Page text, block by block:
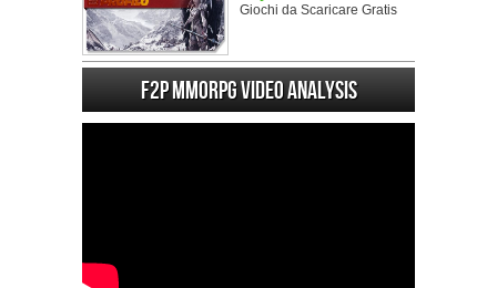
Giochi da Scaricare Gratis
F2P MMORPG Video analysis